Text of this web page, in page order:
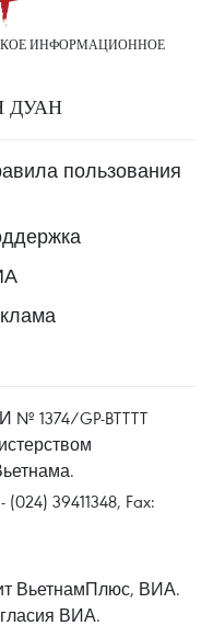
ИНФОРМАЦИОННОЕ
ДУАН
пользования
№ 1374/GP-BTTTT
39411348, Fax:
ВьетнамПлюс, ВИА.
ВИА.